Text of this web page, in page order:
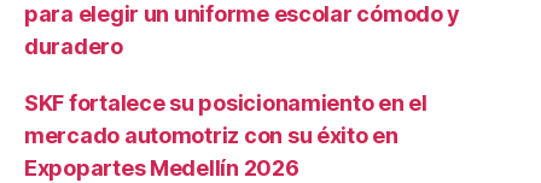
para elegir un uniforme escolar cómodo y
duradero
SKF fortalece su posicionamiento en el
mercado automotriz con su éxito en
Expopartes Medellín 2026